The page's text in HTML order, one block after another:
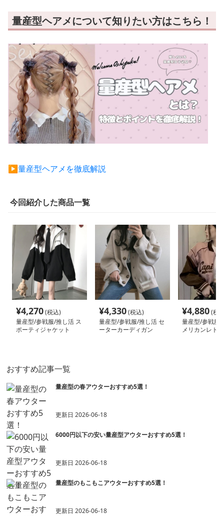
量産型ヘアメについて知りたい方はこちら！
▶︎量産型ヘアメを徹底解説
今回紹介した商品一覧
¥4,270(税込)
量産型/参戦服/推し活 ス
ポーティジャケット
¥4,330(税込)
量産型/参戦服/推し活 セ
ーターカーディガン
¥4,880(税
量産型/参戦服/
メリカンレト
おすすめ記事一覧
量産型の春アウターおすすめ5選！
更新日2026-06-18
6000円以下の安い量産型アウターおすすめ5選！
更新日2026-06-18
量産型のもこもこアウターおすすめ5選！
更新日2026-06-18